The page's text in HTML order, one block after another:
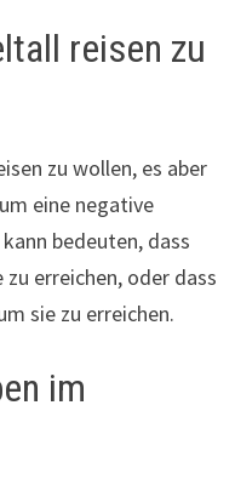
reisen zu
zu wollen, es aber
eine negative
bedeuten, dass
erreichen, oder dass
sie zu erreichen.
im